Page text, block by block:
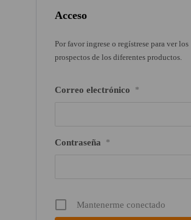
Acceso
Por favor ingrese o regístrese para ver los
prospectos de los diferentes productos.
Correo electrónico *
Contraseña *
Mantenerme conectado